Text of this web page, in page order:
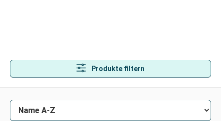
Produkte filtern